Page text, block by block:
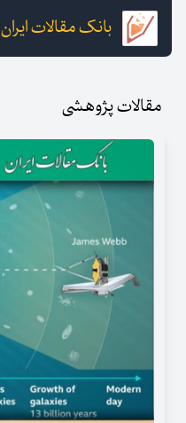
بانک مقالات ایران
مقالات پژوهشی